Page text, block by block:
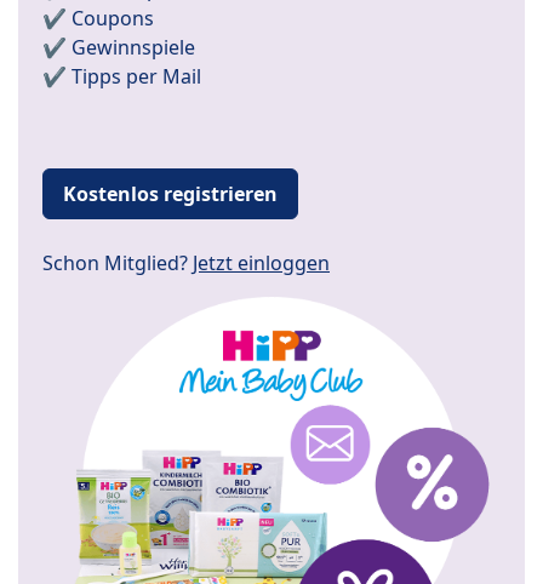
✔️ Coupons
✔️ Gewinnspiele
✔️ Tipps per Mail
Kostenlos registrieren
Schon Mitglied? Jetzt einloggen